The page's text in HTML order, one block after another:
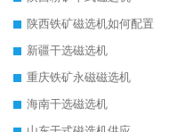
陕西铁矿磁选机如何配置
新疆干选磁选机
重庆铁矿永磁磁选机
海南干选磁选机